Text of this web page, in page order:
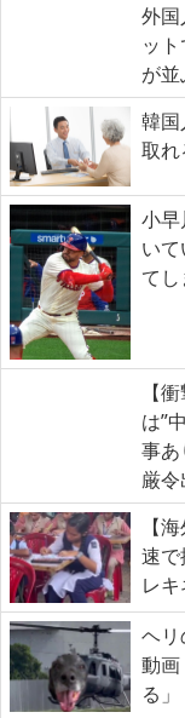
外
ッ
が
韓
取れ
小
い
てし
【
は”
事あ
厳
【
速
レ
ヘ
動
る」